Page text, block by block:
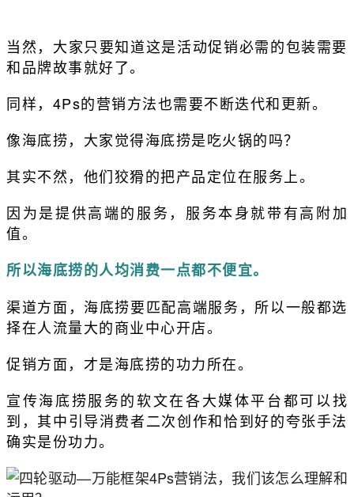
当然，大家只要知道这是活动促销必需的包装需要
和品牌故事就好了。
同样，4Ps的营销方法也需要不断迭代和更新。
像海底捞，大家觉得海底捞是吃火锅的吗？
其实不然，他们狡猾的把产品定位在服务上。
因为是提供高端的服务，服务本身就带有高附加
值。
所以海底捞的人均消费一点都不便宜。
渠道方面，海底捞要匹配高端服务，所以一般都选
择在人流量大的商业中心开店。
促销方面，才是海底捞的功力所在。
宣传海底捞服务的软文在各大媒体平台都可以找
到，其中引导消费者二次创作和恰到好的夸张手法
确实是份功力。